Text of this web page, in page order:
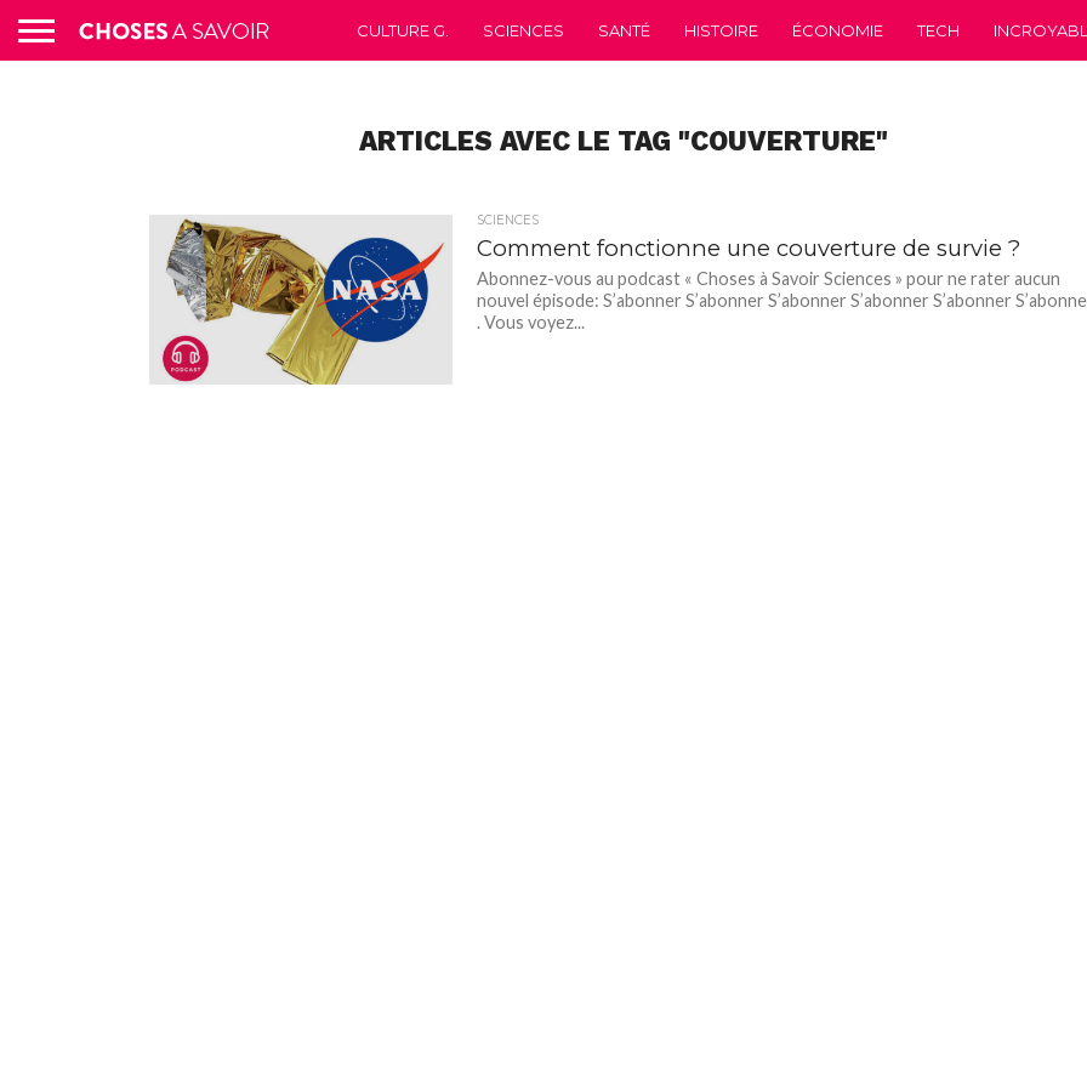
CULTURE G. SCIENCES SANTÉ HISTOIRE ÉCONOMIE TECH
ARTICLES AVEC LE TAG "COUVERTURE"
SCIENCES
Comment fonctionne une couverture de survie ?
Abonnez-vous au podcast « Choses à Savoir Sciences » pour ne rater aucun
nouvel épisode: S’abonner S’abonner S’abonner S’abonner S’abonner
. Vous voyez...